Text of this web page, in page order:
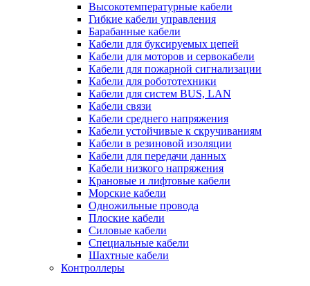
Высокотемпературные кабели
Гибкие кабели управления
Барабанные кабели
Кабели для буксируемых цепей
Кабели для моторов и сервокабели
Кабели для пожарной сигнализации
Кабели для робототехники
Кабели для систем BUS, LAN
Кабели связи
Кабели среднего напряжения
Кабели устойчивые к скручиваниям
Кабели в резиновой изоляции
Кабели для передачи данных
Кабели низкого напряжения
Крановые и лифтовые кабели
Морские кабели
Одножильные провода
Плоские кабели
Силовые кабели
Специальные кабели
Шахтные кабели
Контроллеры